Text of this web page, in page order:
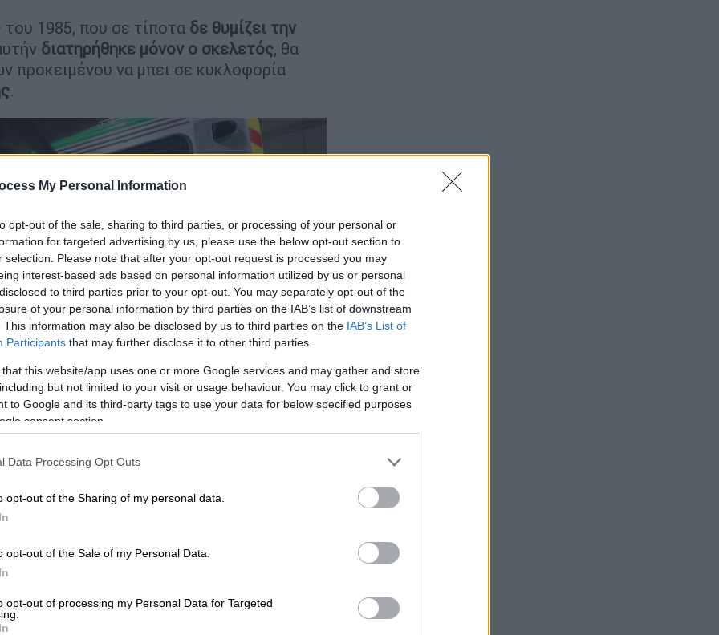
My Personal Information
opt-out of the sale, sharing to third parties, or processing of your personal or
for targeted advertising by us, please use the below opt-out section to
selection. Please note that after your opt-out request is processed you may
interest-based ads based on personal information utilized by us or personal
to third parties prior to your opt-out. You may separately opt-out of the
of your personal information by third parties on the IAB’s list of downstream
This information may also be disclosed by us to third parties on the IAB’s List of
Participants that may further disclose it to other third parties.
that this website/app uses one or more Google services and may gather and store
but not limited to your visit or usage behaviour. You may click to grant or
to Google and its third-party tags to use your data for below specified purposes
consent section.
Data Processing Opt Outs
opt-out of the Sharing of my personal data.
opt-out of the Sale of my Personal Data.
opt-out of processing my Personal Data for Targeted
1985, που σε τίποτα δε θυμίζει την
διατηρήθηκε μόνον ο σκελετός, θα
προκειμένου να μπει σε κυκλοφορία
.
ΣΤΑΣΥ)
μετρό Θεσσαλονίκης από τις 11